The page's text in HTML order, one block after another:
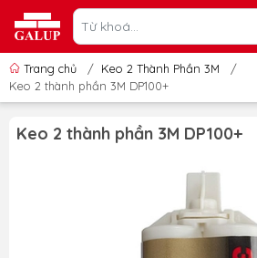
Trang chủ / Keo 2 Thành Phần 3M
/
Keo 2 thành phần 3M DP100+
Keo 2 thành phần 3M DP100+